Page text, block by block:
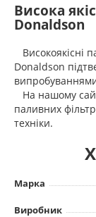
Висока
Donaldson
Високоякісні
Donaldson
На нашому
паливних
техніки.
Марка
Виробник